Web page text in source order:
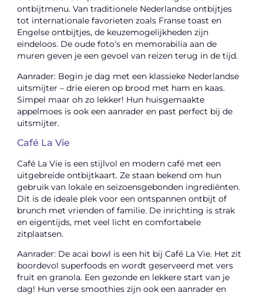
ontbijtmenu. Van traditionele Nederlandse ontbijtjes
tot internationale favorieten zoals Franse toast en
Engelse ontbijtjes, de keuzemogelijkheden zijn
eindeloos. De oude foto’s en memorabilia aan de
muren geven je een gevoel van reizen terug in de tijd.
Aanrader: Begin je dag met een klassieke Nederlandse
uitsmijter – drie eieren op brood met ham en kaas.
Simpel maar oh zo lekker! Hun huisgemaakte
appelmoes is ook een aanrader en past perfect bij de
uitsmijter.
Café La Vie
Café La Vie is een stijlvol en modern café met een
uitgebreide ontbijtkaart. Ze staan bekend om hun
gebruik van lokale en seizoensgebonden ingrediënten.
Dit is de ideale plek voor een ontspannen ontbijt of
brunch met vrienden of familie. De inrichting is strak
en eigentijds, met veel licht en comfortabele
zitplaatsen.
Aanrader: De acai bowl is een hit bij Café La Vie. Het zit
boordevol superfoods en wordt geserveerd met vers
fruit en granola. Een gezonde en lekkere start van je
dag! Hun verse smoothies zijn ook een aanrader en